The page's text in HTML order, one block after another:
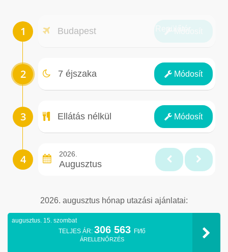
Budapest
7 éjszaka Módosít
Éjszakák
Ellátás nélkül Módosít
Ellátás
2026.
Augusztus
2026. augusztus hónap utazási ajánlatai:
augusztus. 15. szombat
TELJES ÁR: 306 563 Ft/fő
ÁRELLENŐRZÉS